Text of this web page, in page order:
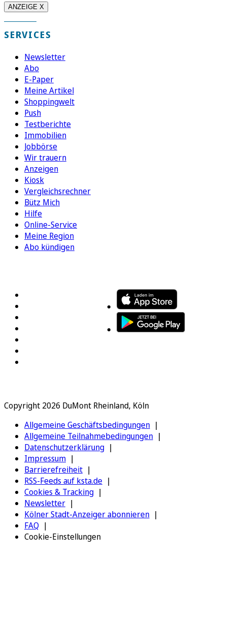
ANZEIGE X
SERVICES
Newsletter
Abo
E-Paper
Meine Artikel
Shoppingwelt
Push
Testberichte
Immobilien
Jobbörse
Wir trauern
Anzeigen
Kiosk
Vergleichsrechner
Bütz Mich
Hilfe
Online-Service
Meine Region
Abo kündigen
Copyright 2026 DuMont Rheinland, Köln
Allgemeine Geschäftsbedingungen
Allgemeine Teilnahmebedingungen
Datenschutzerklärung
Impressum
Barrierefreiheit
RSS-Feeds auf ksta.de
Cookies & Tracking
Newsletter
Kölner Stadt-Anzeiger abonnieren
FAQ
Cookie-Einstellungen